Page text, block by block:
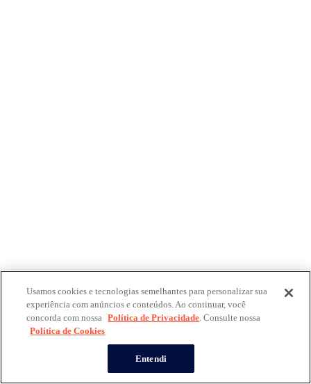
Usamos cookies e tecnologias semelhantes para personalizar sua
experiência com anúncios e conteúdos. Ao continuar, você
concorda com nossa Política de Privacidade. Consulte nossa
Política de Cookies
Entendi